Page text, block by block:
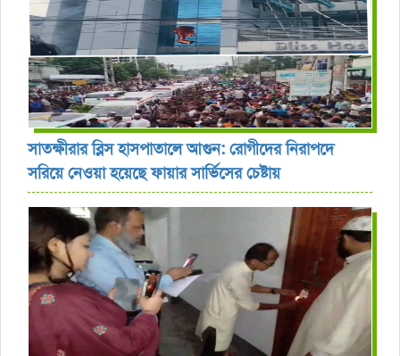
সাতক্ষীরার ব্লিস হাসপাতালে আগুন: রোগীদের নিরাপদে
সরিয়ে নেওয়া হয়েছে ফায়ার সার্ভিসের চেষ্টায়